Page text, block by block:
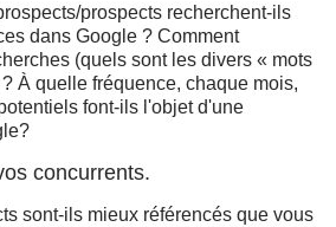
prospects recherchent-ils
dans Google ? Comment
(quels sont les divers « mots
À quelle fréquence, chaque mois,
font-ils l'objet d'une
concurrents.
sont-ils mieux référencés que vous